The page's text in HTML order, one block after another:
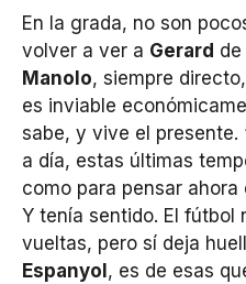
En la grada, no son
volver a ver a Gerard
Manolo, siempre
es inviable
sabe, y vive el presente.
a día, estas últimas
como para pensar ahora
Y tenía sentido. El fútbol
vueltas, pero sí deja
Espanyol , es de esas